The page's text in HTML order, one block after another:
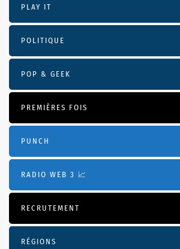
PLAY IT
POLITIQUE
POP & GEEK
PREMIÈRES FOIS
PUNCH
RADIO WEB 3 📈
RECRUTEMENT
RÉGIONS